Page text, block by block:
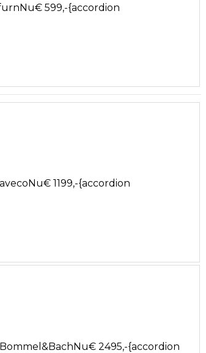
599,-{accordion
1199,-{accordion
2495,-{accordion